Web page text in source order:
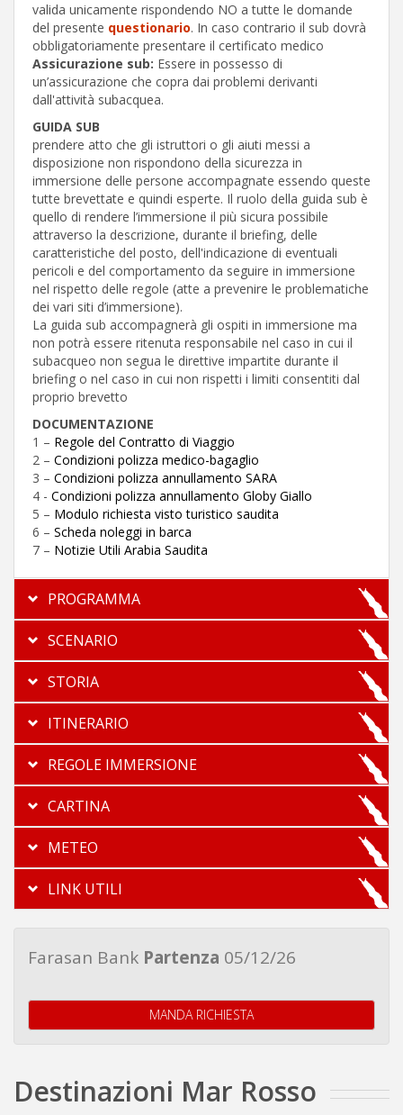
valida unicamente rispondendo NO a tutte le domande
del presente questionario. In caso contrario il sub dovrà
obbligatoriamente presentare il certificato medico
Assicurazione sub: Essere in possesso di
un’assicurazione che copra dai problemi derivanti
dall'attività subacquea.
GUIDA SUB
prendere atto che gli istruttori o gli aiuti messi a
disposizione non rispondono della sicurezza in
immersione delle persone accompagnate essendo queste
tutte brevettate e quindi esperte. Il ruolo della guida sub è
quello di rendere l’immersione il più sicura possibile
attraverso la descrizione, durante il briefing, delle
caratteristiche del posto, dell'indicazione di eventuali
pericoli e del comportamento da seguire in immersione
nel rispetto delle regole (atte a prevenire le problematiche
dei vari siti d’immersione).
La guida sub accompagnerà gli ospiti in immersione ma
non potrà essere ritenuta responsabile nel caso in cui il
subacqueo non segua le direttive impartite durante il
briefing o nel caso in cui non rispetti i limiti consentiti dal
proprio brevetto
DOCUMENTAZIONE
1 – Regole del Contratto di Viaggio
2 – Condizioni polizza medico-bagaglio
3 – Condizioni polizza annullamento SARA
4 - Condizioni polizza annullamento Globy Giallo
5 – Modulo richiesta visto turistico saudita
6 – Scheda noleggi in barca
7 – Notizie Utili Arabia Saudita
PROGRAMMA
SCENARIO
STORIA
ITINERARIO
REGOLE IMMERSIONE
CARTINA
METEO
LINK UTILI
Farasan Bank Partenza 05/12/26
MANDA RICHIESTA
Destinazioni Mar Rosso